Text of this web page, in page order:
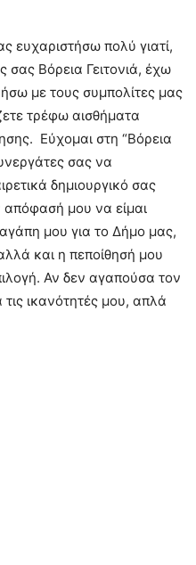
ευχαριστήσω πολύ γιατί,
σας Βόρεια Γειτονιά, έχω
με τους συμπολίτες μας
τρέφω αισθήματα
Εύχομαι στη “Βόρεια
σας να
δημιουργικό σας
απόφασή μου να είμαι
μου για το Δήμο μας,
και η πεποίθησή μου
Αν δεν αγαπούσα τον
ικανότητές μου, απλά